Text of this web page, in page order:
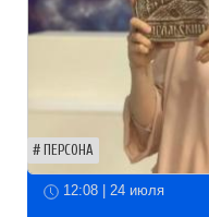
ПЕРСОНА
12:08 | 24 июля